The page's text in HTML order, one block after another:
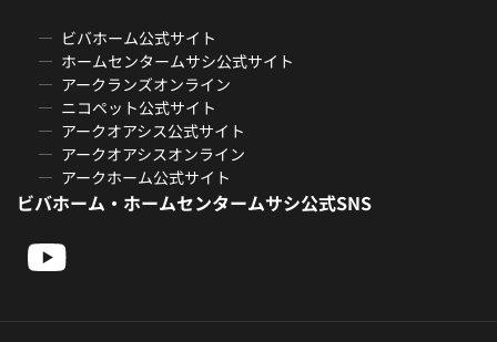
ビバホーム公式サイト
ホームセンタームサシ公式サイト
アークランズオンライン
ニコペット公式サイト
アークオアシス公式サイト
アークオアシスオンライン
アークホーム公式サイト
ビバホーム・ホームセンタームサシ公式SNS